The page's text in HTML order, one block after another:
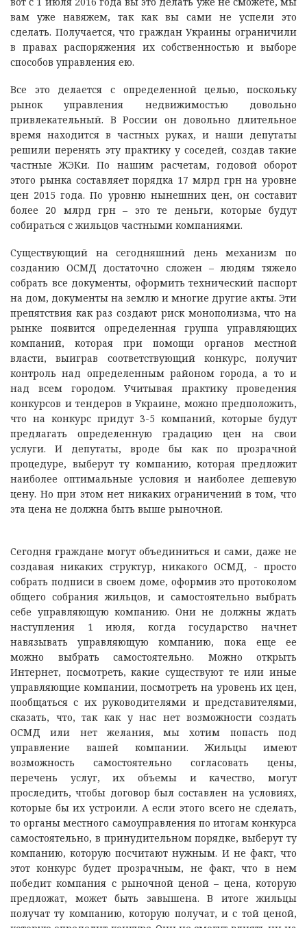
вам уже навяжем, так как вы сами не успели это
сделать. Получается, что граждан Украины ограничили
в правах распоряжения их собственностью и выборе
способов управления ею.
Все это делается с определенной целью, поскольку
рынок управления недвижимостью довольно
привлекательный. В России он довольно длительное
время находится в частных руках, и наши депутаты
решили перенять эту практику у соседей, создав такие
частные ЖЭКи. По нашим расчетам, годовой оборот
этого рынка составляет порядка 17 млрд грн на уровне
цен 2015 года. По уровню нынешних цен, он составит
более 20 млрд грн – это те деньги, которые будут
собираться с жильцов частными компаниями.
Существующий на сегодняшний день механизм по
созданию ОСМД достаточно сложен – людям тяжело
собрать все документы, оформить технический паспорт
на дом, документы на землю и многие другие акты. Эти
препятствия как раз создают риск монополизма, что на
рынке появится определенная группа управляющих
компаний, которая при помощи органов местной
власти, выиграв соответствующий конкурс, получит
контроль над определенным районом города, а то и
над всем городом. Учитывая практику проведения
конкурсов и тендеров в Украине, можно предположить,
что на конкурс придут 3-5 компаний, которые будут
предлагать определенную градацию цен на свои
услуги. И депутаты, вроде бы как по прозрачной
процедуре, выберут ту компанию, которая предложит
наиболее оптимальные условия и наиболее дешевую
цену. Но при этом нет никаких ограничений в том, что
эта цена не должна быть выше рыночной.
Сегодня граждане могут объединиться и сами, даже не
создавая никаких структур, никакого ОСМД, - просто
собрать подписи в своем доме, оформив это протоколом
общего собрания жильцов, и самостоятельно выбрать
себе управляющую компанию. Они не должны ждать
наступления 1 июля, когда государство начнет
навязывать управляющую компанию, пока еще ее
можно выбрать самостоятельно. Можно открыть
Интернет, посмотреть, какие существуют те или иные
управляющие компании, посмотреть на уровень их цен,
пообщаться с их руководителями и представителями,
сказать, что, так как у нас нет возможности создать
ОСМД или нет желания, мы хотим попасть под
управление вашей компании. Жильцы имеют
возможность самостоятельно согласовать цены,
перечень услуг, их объемы и качество, могут
проследить, чтобы договор был составлен на условиях,
которые бы их устроили. А если этого всего не сделать,
то органы местного самоуправления по итогам конкурса
самостоятельно, в принудительном порядке, выберут ту
компанию, которую посчитают нужным. И не факт, что
этот конкурс будет прозрачным, не факт, что в нем
победит компания с рыночной ценой – цена, которую
предложат, может быть завышена. В итоге жильцы
получат ту компанию, которую получат, и с той ценой,